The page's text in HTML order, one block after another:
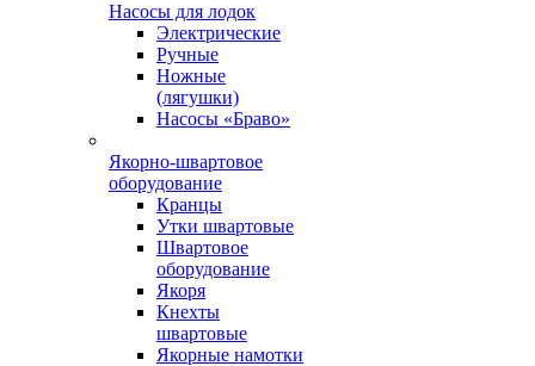
Насосы для лодок
Электрические
Ручные
Ножные
(лягушки)
Насосы «Браво»
Якорно-швартовое
оборудование
Кранцы
Утки швартовые
Швартовое
оборудование
Якоря
Кнехты
швартовые
Якорные намотки